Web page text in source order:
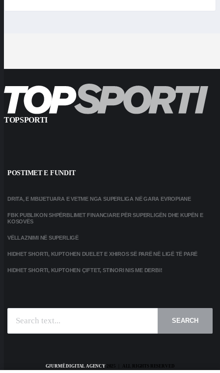
TOPSPORTI
POSTIMET E FUNDIT
DRITA, E MBIJETUARA E VETME NGA SUPERLIGA NË GARA EVROPIANE
FBK PUBLIKON SHPËRBLIMET FINANCIARE PËR SUPERLIGËN DHE KUPËN E
KOSOVËS
VËLLAZNIMI NË SUPERLIGË
HIDHET SHORTI, KUPTOHEN DUELET E XHIROS SË PARË NË LIGË TË PARË
HIDHET SHORTI, KUPTOHEN ÇIFTET, STINORI NIS ME DERBI!
SEARCH
GJURMË DIGITAL AGENCY2025 | ALL RIGHTS RESERVED